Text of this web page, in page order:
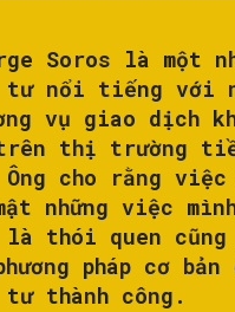
Soros là một
tư nổi tiếng với
vụ giao dịch
thị trường
cho rằng
những việc
là thói quen cũng
pháp cơ bản
tư thành công.